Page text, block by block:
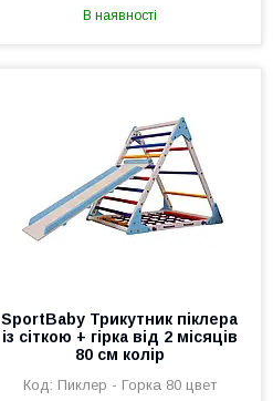
В наявності
SportBaby Трикутник піклера
із сіткою + гірка від 2 місяців
80 см колір
Пиклер - Горка 80 цвет